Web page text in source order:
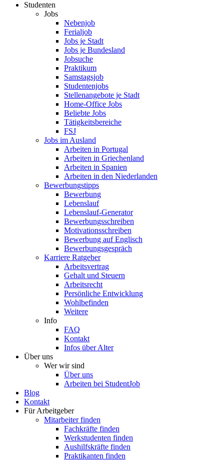
Studenten
Jobs
Nebenjob
Ferialjob
Jobs je Stadt
Jobs je Bundesland
Jobsuche
Praktikum
Samstagsjob
Studentenjobs
Stellenangebote je Stadt
Home-Office Jobs
Beliebte Jobs
Tätigkeitsbereiche
FSJ
Jobs im Ausland
Arbeiten in Portugal
Arbeiten in Griechenland
Arbeiten in Spanien
Arbeiten in den Niederlanden
Bewerbungstipps
Bewerbung
Lebenslauf
Lebenslauf-Generator
Bewerbungsschreiben
Motivationsschreiben
Bewerbung auf Englisch
Bewerbungsgespräch
Karriere Ratgeber
Arbeitsvertrag
Gehalt und Steuern
Arbeitsrecht
Persönliche Entwicklung
Wohlbefinden
Weitere
Info
FAQ
Kontakt
Infos über Alter
Über uns
Wer wir sind
Über uns
Arbeiten bei StudentJob
Blog
Kontakt
Für Arbeitgeber
Mitarbeiter finden
Fachkräfte finden
Werkstudenten finden
Aushilfskräfte finden
Praktikanten finden